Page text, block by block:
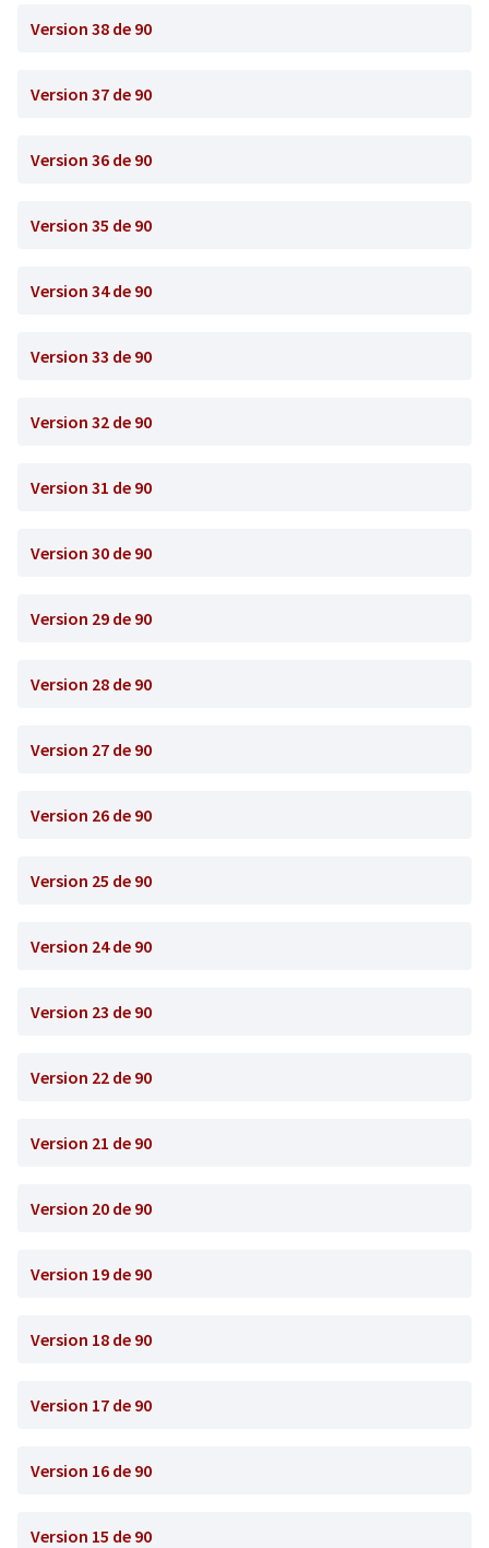
Version 38 de 90
Version 37 de 90
Version 36 de 90
Version 35 de 90
Version 34 de 90
Version 33 de 90
Version 32 de 90
Version 31 de 90
Version 30 de 90
Version 29 de 90
Version 28 de 90
Version 27 de 90
Version 26 de 90
Version 25 de 90
Version 24 de 90
Version 23 de 90
Version 22 de 90
Version 21 de 90
Version 20 de 90
Version 19 de 90
Version 18 de 90
Version 17 de 90
Version 16 de 90
Version 15 de 90